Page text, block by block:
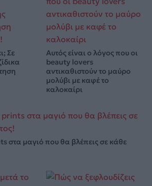
Σε
Αυτός είναι ο λόγος που οι
beauty lovers
αντικαθιστούν το μαύρο
μολύβι με καφέ το
καλοκαίρι
στα μαγιό που θα βλέπεις σε κάθε